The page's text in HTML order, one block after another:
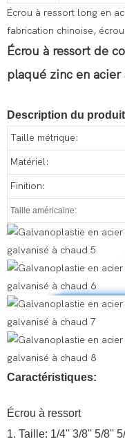
Écrou à ressort long en
fabrication chinoise,
Écrou à ressort de
plaqué zinc en acier
Description du
Taille métrique:
Matériel:
Finition:
Taille américaine:
Caractéristiques:
Écrou à ressort
1. Taille: 1/4'' 3/8'' 5/8''